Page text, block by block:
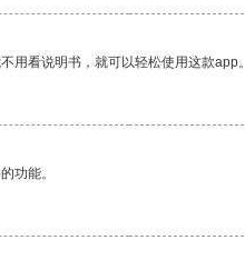
用看说明书，就可以轻松使用这款app。
功能。